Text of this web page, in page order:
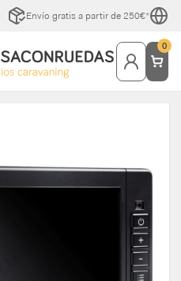
Envío gratis a partir de 250€*
0